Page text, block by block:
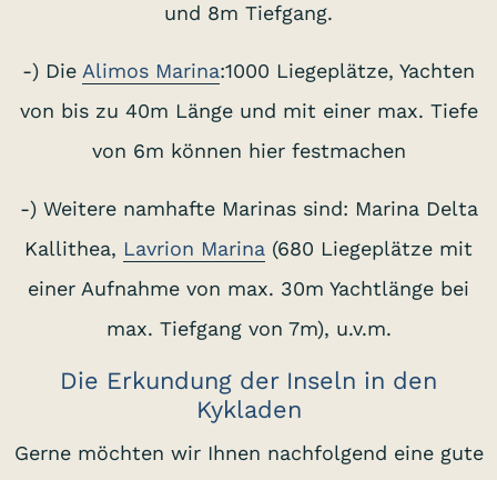
und 8m Tiefgang.
-) Die Alimos Marina:1000 Liegeplätze, Yachten
von bis zu 40m Länge und mit einer max. Tiefe
von 6m können hier festmachen
-) Weitere namhafte Marinas sind: Marina Delta
Kallithea, Lavrion Marina (680 Liegeplätze mit
einer Aufnahme von max. 30m Yachtlänge bei
max. Tiefgang von 7m), u.v.m.
Die Erkundung der Inseln in den
Kykladen
Gerne möchten wir Ihnen nachfolgend eine gute